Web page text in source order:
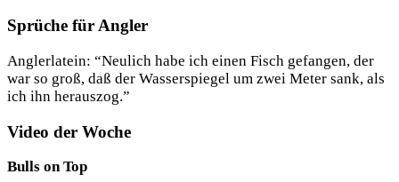
Sprüche für Angler
Ang­ler­la­tein: “Neu­lich habe ich einen Fisch gefan­gen, der
war so groß, daß der Was­ser­spie­gel um zwei Meter sank, als
ich ihn herauszog.”
Video der Woche
Bulls on Top